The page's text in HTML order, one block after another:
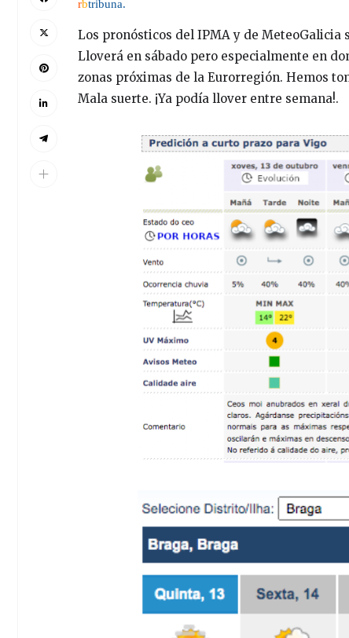
rbtribuna.
Los pronósticos del IPMA y de MeteoGalicia
Lloverá en sábado pero especialmente en
zonas próximas de la Eurorregión. Hemos
Mala suerte. ¡Ya podía llover entre semana!.